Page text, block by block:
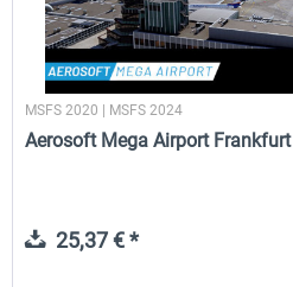
MSFS 2020 | MSFS 2024
Aerosoft Mega Airport Frankfurt
25,37 € *